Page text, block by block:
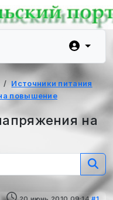
Источники питания
повышение
на